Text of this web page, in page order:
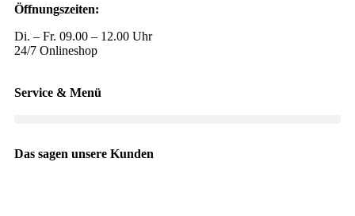
Öffnungszeiten:
Di. – Fr. 09.00 – 12.00 Uhr
24/7 Onlineshop
Service & Menü
Das sagen unsere Kunden